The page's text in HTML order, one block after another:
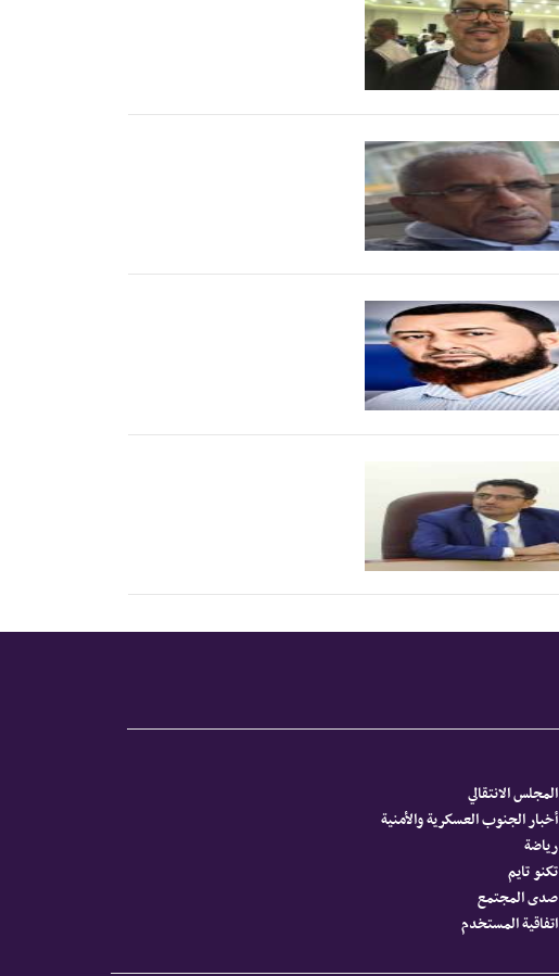
المجلس الانتقالي
أخبار الجنوب العسكرية والأمنية
رياضة
تكنو تايم
صدى المجتمع
اتفاقية المستخدم